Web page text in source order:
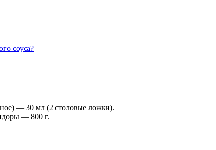
соуса?
— 30 мл (2 столовые ложки).
— 800 г.